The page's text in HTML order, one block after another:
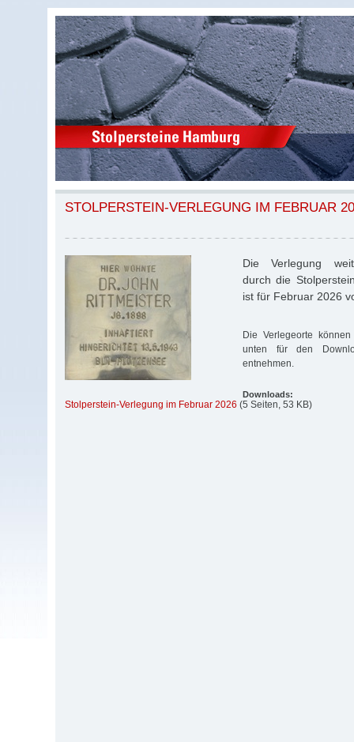
STOLPERSTEIN-VERLEGUNG IM FEBRUAR
Die Verlegung
durch die
ist für Februar 2026
Die Verlegeorte
unten für den
entnehmen.
Downloads:
Stolperstein-Verlegung im Februar 2026 (5 Seiten, 53 KB)